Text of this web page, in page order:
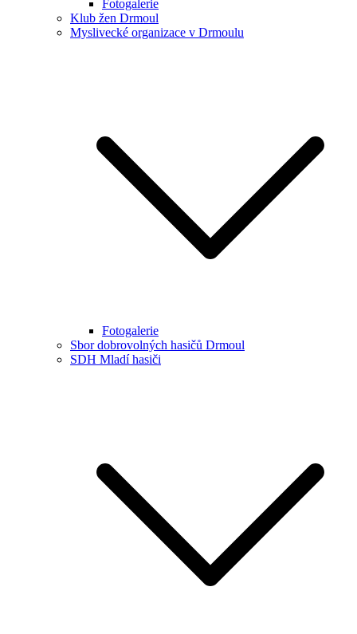
Fotogalerie
Klub žen Drmoul
Myslivecké organizace v Drmoulu
Fotogalerie
Sbor dobrovolných hasičů Drmoul
SDH Mladí hasiči